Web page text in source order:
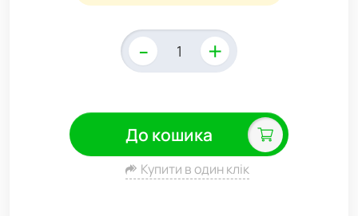
- +
До кошика
Купити в один клік